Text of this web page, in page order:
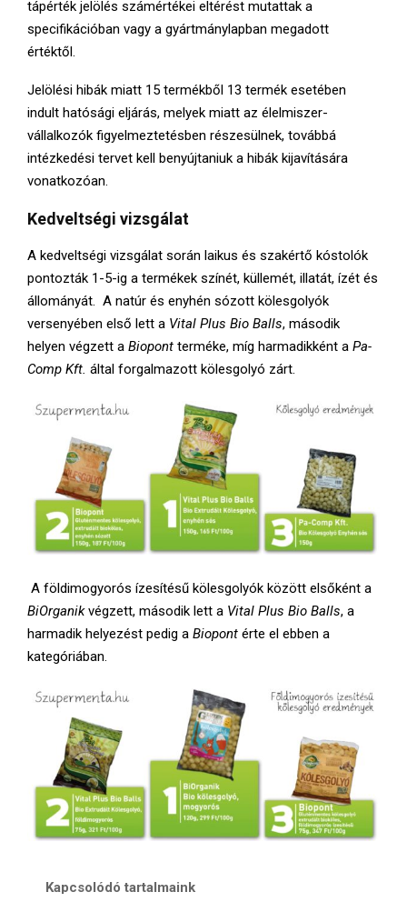
tápérték jelölés számértékei eltérést mutattak a
specifikációban vagy a gyártmánylapban megadott
értéktől.
Jelölési hibák miatt 15 termékből 13 termék esetében
indult hatósági eljárás, melyek miatt az élelmiszer-
vállalkozók figyelmeztetésben részesülnek, továbbá
intézkedési tervet kell benyújtaniuk a hibák kijavítására
vonatkozóan.
Kedveltségi vizsgálat
A kedveltségi vizsgálat során laikus és szakértő kóstolók
pontozták 1-5-ig a termékek színét, küllemét, illatát, ízét és
állományát. A natúr és enyhén sózott kölesgolyók
versenyében első lett a Vital Plus Bio Balls, második
helyen végzett a Biopont terméke, míg harmadikként a Pa-
Comp Kft. által forgalmazott kölesgolyó zárt.
A földimogyorós ízesítésű kölesgolyók között elsőként a
BiOrganikvégzett, második lett a Vital Plus Bio Balls, a
harmadik helyezést pedig a Biopont érte el ebben a
kategóriában.
Kapcsolódó tartalmaink